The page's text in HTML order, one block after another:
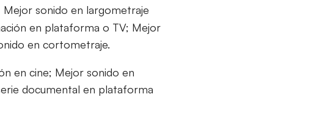
Mejor sonido en largometraje
en plataforma o TV; Mejor
en cortometraje.
en cine; Mejor sonido en
documental en plataforma